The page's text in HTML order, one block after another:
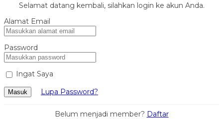
Selamat datang kembali, silahkan login ke akun Anda.
Alamat Email
Password
Ingat Saya
Masuk Lupa Password?
Belum menjadi member? Daftar